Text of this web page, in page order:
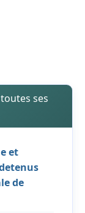
ses
et
de